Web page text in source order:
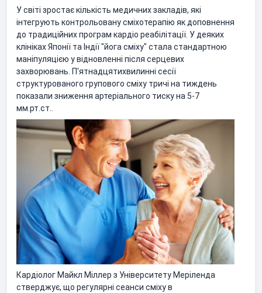
У світі зростає кількість медичних закладів, які
інтегрують контрольовану сміхотерапію як доповнення
до традиційних програм кардіо реабілітації. У деяких
клініках Японії та Індії "йога сміху" стала стандартною
маніпуляцією у відновленні після серцевих
захворювань. П'ятнадцятихвилинні сесії
структурованого групового сміху тричі на тиждень
показали зниження артеріального тиску на 5-7
мм.рт.ст..
Кардіолог Майкл Міллер з Університету Меріленда
стверджує, що регулярні сеанси сміху в